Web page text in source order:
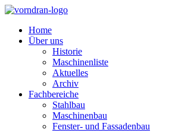
Home
Über uns
Historie
Maschinenliste
Aktuelles
Archiv
Fachbereiche
Stahlbau
Maschinenbau
Fenster- und Fassadenbau